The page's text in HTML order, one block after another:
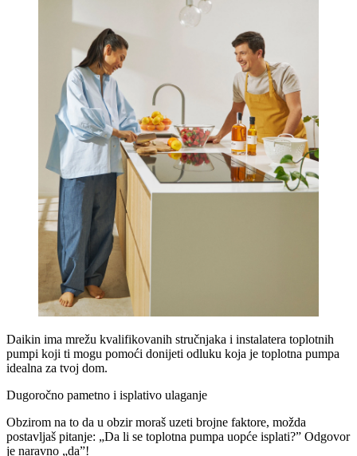
Daikin ima mrežu kvalifikovanih stručnjaka i instalatera toplotnih
pumpi koji ti mogu pomoći donijeti odluku koja je toplotna pumpa
idealna za tvoj dom.
Dugoročno pametno i isplativo ulaganje
Obzirom na to da u obzir moraš uzeti brojne faktore, možda
postavljaš pitanje: „Da li se toplotna pumpa uopće isplati?” Odgovor
je naravno „da”!